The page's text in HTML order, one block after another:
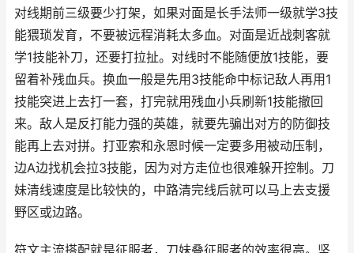
对线期前三级要少打架，如果对面是长手法师一级就学3技
能猥琐发育，不要被远程消耗太多血。对面是近战刺客就
学1技能补刀，还要打拉扯。对线时不能随便放1技能，要
留着补残血兵。换血一般是先用3技能命中标记敌人再用1
技能突进上去打一套，打完就用残血小兵刷新1技能撤回
来。敌人是反打能力强的英雄，就要先骗出对方的防御技
能再上去对拼。打亚索和永恩时候一定要多用被动压制，
边A边找机会拉3技能，因为对方走位也很难躲开控制。刀
妹清线速度是比较快的，中路清完线后就可以马上去支援
野区或边路。